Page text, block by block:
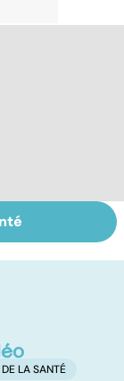
sur
LA SANTÉ